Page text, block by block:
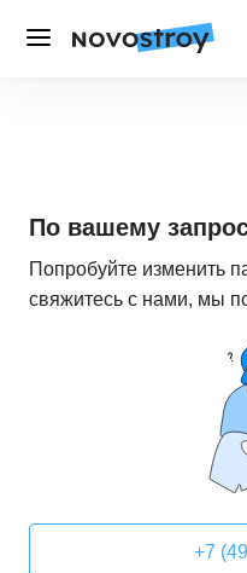
По вашему
Попробуйте изменить
свяжитесь с нами, мы
+7